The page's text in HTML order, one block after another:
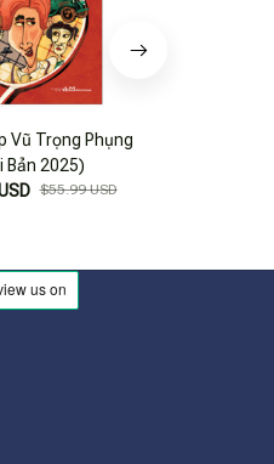
Vũ Trọng Phụng
Bản 2025)
$55.99 USD